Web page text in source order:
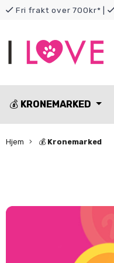
Fri frakt over 700kr* |
💰 KRONEMARKED
Hjem 💰 Kronemarked